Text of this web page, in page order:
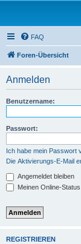
FAQ
Foren-Übersicht
Anmelden
Benutzername:
Passwort:
Ich habe mein Passwort
Die Aktivierungs-E-Mail
Angemeldet bleiben
Meinen Online-
REGISTRIEREN